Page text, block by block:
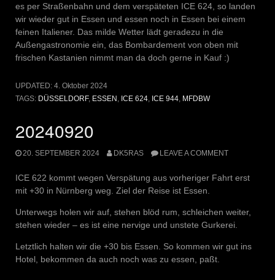
es per Straßenbahn und dem verspäteten ICE 624, so landen
wir wieder gut in Essen und essen noch in Essen bei einem
feinen Italiener. Das milde Wetter lädt geradezu in die
Außengastronomie ein, das Bombardement von oben mit
frischen Kastanien nimmt man da doch gerne in Kauf :)
UPDATED: 4. Oktober 2024
TAGS: DÜSSELDORF, ESSEN ICE 624 ICE 944 MFDBW
20240920
20. SEPTEMBER 2024 DK5RAS LEAVE A COMMENT
ICE 622 kommt wegen Verspätung aus vorheriger Fahrt erst
mit +30 in Nürnberg weg. Ziel der Reise ist Essen.
Unterwegs holen wir auf, stehen blöd rum, schleichen weiter,
stehen wieder – es ist eine nervige und unstete Gurkerei.
Letztlich halten wir die +30 bis Essen. So kommen wir gut ins
Hotel, bekommen da auch noch was zu essen, paßt.